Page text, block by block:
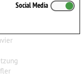
Eichendorffs
Social Media